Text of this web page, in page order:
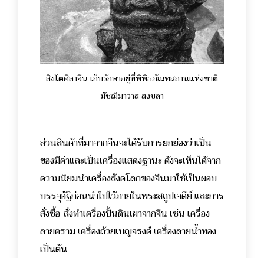
สิงโตศิลาจีน เก็บรักษาอยู่ที่พิพิธภัณฑสถานแห่งชาติ
มัชฌิมาวาส สงขลา
ส่วนสินค้าที่มาจากจีนจะได้รับการยกย่องว่าเป็น
ของมีค่าและเป็นเครื่องแสดงฐานะ ดังจะเห็นได้จาก
ความนิยมนำเครื่องสังคโลกของจีนมาใช้เป็นผอบ
บรรจุอัฐิก่อนนำไปไว้ภายในพระสถูปเจดีย์ และการ
สั่งซื้อ-สั่งทำเครื่องปั้นดินเผาจากจีน เช่น เครื่อง
ลายคราม เครื่องถ้วยเบญจรงค์ เครื่องลายน้ำทอง
เป็นต้น